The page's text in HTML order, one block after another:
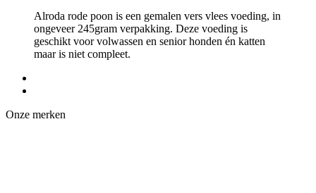
Alroda rode poon is een gemalen vers vlees voeding, in
ongeveer 245gram verpakking. Deze voeding is
geschikt voor volwassen en senior honden én katten
maar is niet compleet.
Onze merken